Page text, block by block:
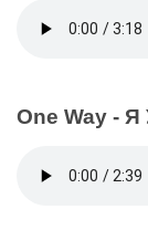
One Way - Я